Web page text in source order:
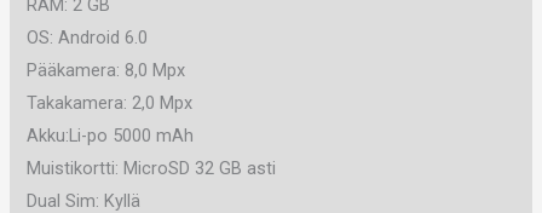
OS: Android 6.0
Pääkamera: 8,0 Mpx
Takakamera: 2,0 Mpx
Akku:Li-po 5000 mAh
Muistikortti: MicroSD 32 GB asti
Dual Sim: Kyllä